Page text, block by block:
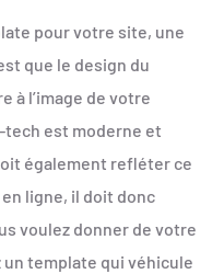
pour votre site, une
que le design du
à l’image de votre
est moderne et
également refléter ce
ligne, il doit donc
voulez donner de votre
template qui véhicule